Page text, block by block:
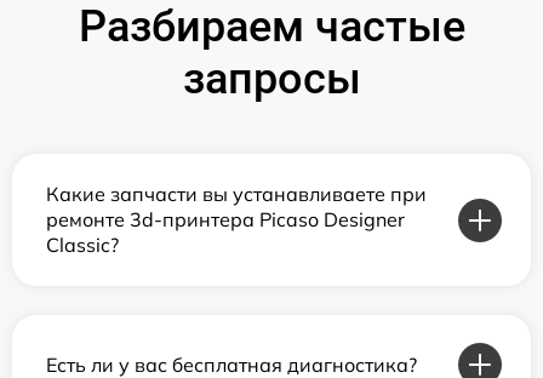
Разбираем частые
запросы
Какие запчасти вы устанавливаете при
ремонте 3d-принтера Picaso Designer
Classic?
Есть ли у вас бесплатная диагностика?